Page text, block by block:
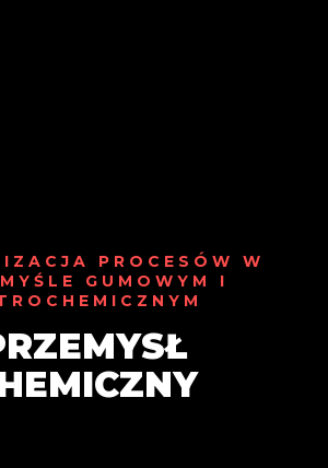
PROCESÓW W
GUMOWYM I